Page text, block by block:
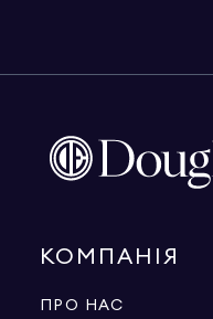
КОМПАНІЯ
ПРО НАС